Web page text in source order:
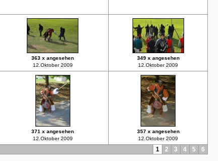
363 x angesehen
12.Oktober 2009
349 x angesehen
12.Oktober 2009
371 x angesehen
12.Oktober 2009
357 x angesehen
12.Oktober 2009
1 2 3 4 5 6